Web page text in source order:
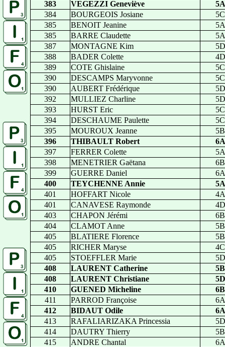
383
VEGEZZI Geneviève
5A
384
BOURGEOIS Josiane
5C
385
BENOIT Jeanine
5A
385
BARRE Claudette
5A
387
MONTAGNE Kim
5D
388
BADER Colette
4D
389
COTE Ghislaine
5C
390
DESCAMPS Maryvonne
5C
390
AUBERT Frédérique
5D
392
MULLIEZ Charline
5D
393
HURST Eric
5C
394
DESCHAUME Paulette
5C
395
MOUROUX Jeanne
5B
396
THIBAULT Robert
6A
397
FERRER Colette
5A
398
MENETRIER Gaëtana
6B
399
GUERRE Daniel
6A
400
TEYCHENNE Annie
5A
401
HOFFART Nicole
4A
401
CANAVESE Raymonde
4D
403
CHAPON Jérémi
6B
404
CLAMOT Anne
5B
405
BLATIERE Florence
5B
405
RICHER Maryse
4C
405
STOEFFLER Marie
5D
408
LAURENT Catherine
5B
408
LAURENT Christiane
5D
410
GUENED Micheline
6B
411
PARROD Françoise
6A
412
BIDAUT Odile
6A
413
RAFALIARIZAKA Princessia
5D
414
DAUTRY Thierry
5B
415
ANDRE Chantal
6A